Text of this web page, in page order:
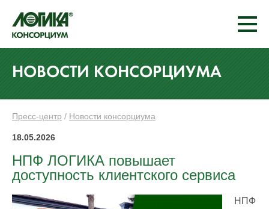
НОВОСТИ КОНСОРЦИУМА
Пресс-центр / Новости консорциума
18.05.2026
НПФ ЛОГИКА повышает
доступность клиентского сервиса
НПФ